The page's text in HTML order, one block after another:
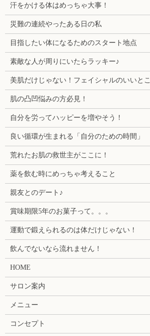
汗をかける体はめっちゃ大事！
災難の連続やったある日の私
目指したい体になるためのスタート地点
素敵な人が周りにいたらラッキー♪
美肌だけじゃない！フェイシャルのいいとこ
肌の凸凹悩みの方必見！
自分を労ってハッピーを増やそう！
良い循環が生まれる「自分のための時間」
荒れたお肌の救世主がここに！
薬を飲む時にめっちゃ考えること
親友とのデート♪
賞味期限5年のお菓子って。。。
運動で鍛えられるのは体だけじゃない！
飲んでないなら流れません！
HOME
サロン案内
メニュー
コンセプト